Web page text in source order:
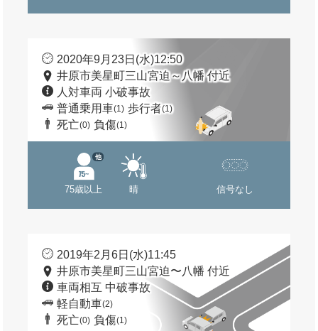
2020年9月23日(水)12:50
井原市美星町三山宮迫～八幡 付近
人対車両 小破事故
普通乗用車(1) 歩行者(1)
死亡(0) 負傷(1)
75歳以上
他
晴 信号なし
2019年2月6日(水)11:45
井原市美星町三山宮迫〜八幡 付近
車両相互 中破事故
軽自動車(2)
死亡(0) 負傷(1)